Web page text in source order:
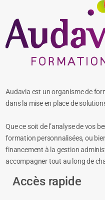
Audavia est un organisme de
dans la mise en place de
Que ce soit de l’analyse de vos
formation personnalisées, ou
financement à la gestion
accompagner tout au long de
Accès rapide